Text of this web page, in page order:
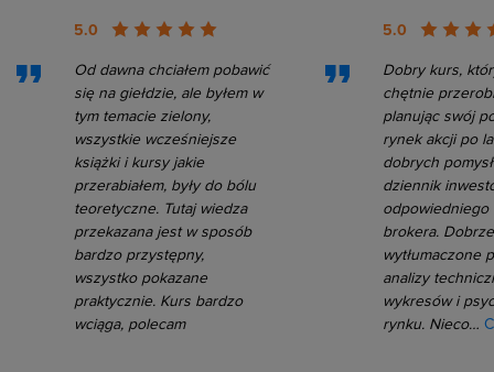
5.0
Od dawna chciałem pobawić
się na giełdzie, ale byłem w
tym temacie zielony,
wszystkie wcześniejsze
książki i kursy jakie
przerabiałem, były do bólu
teoretyczne. Tutaj wiedza
przekazana jest w sposób
bardzo przystępny,
wszystko pokazane
praktycznie. Kurs bardzo
wciąga, polecam
5.0
Dobry kurs,
chętnie
planując swój
rynek akcji po
dobrych
dziennik
odpowiedniego
brokera. Dobrze
wytłumaczone
analizy
wykresów i
rynku. Nieco…